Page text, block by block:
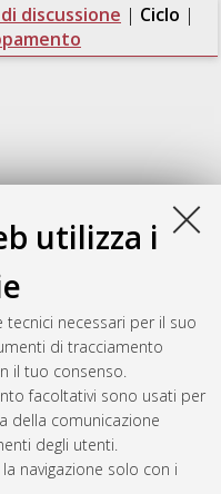
utilizza i
necessari per il suo
di tracciamento
il tuo consenso.
facoltativi sono usati per
della comunicazione
degli utenti.
navigazione solo con i
discussione | Ciclo |
transducers:
sensing, energy
thesis], Alma Mater
di ricerca in
, 36 Ciclo. DOI
7 20:45:56 2026 CEST